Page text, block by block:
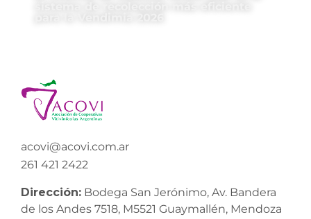
acovi@acovi.com.ar
261 421 2422
Dirección: Bodega San Jerónimo, Av. Bandera
de los Andes 7518, M5521 Guaymallén, Mendoza